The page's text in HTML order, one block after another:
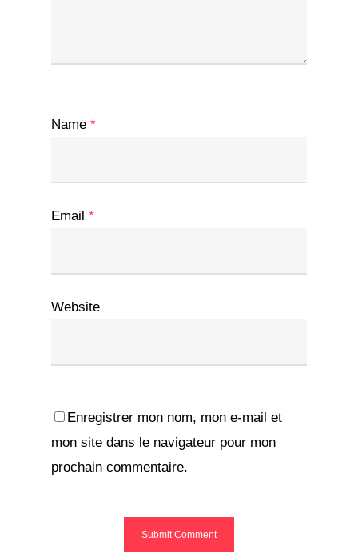
Name *
Email *
Website
Enregistrer mon nom, mon e-mail et
mon site dans le navigateur pour mon
prochain commentaire.